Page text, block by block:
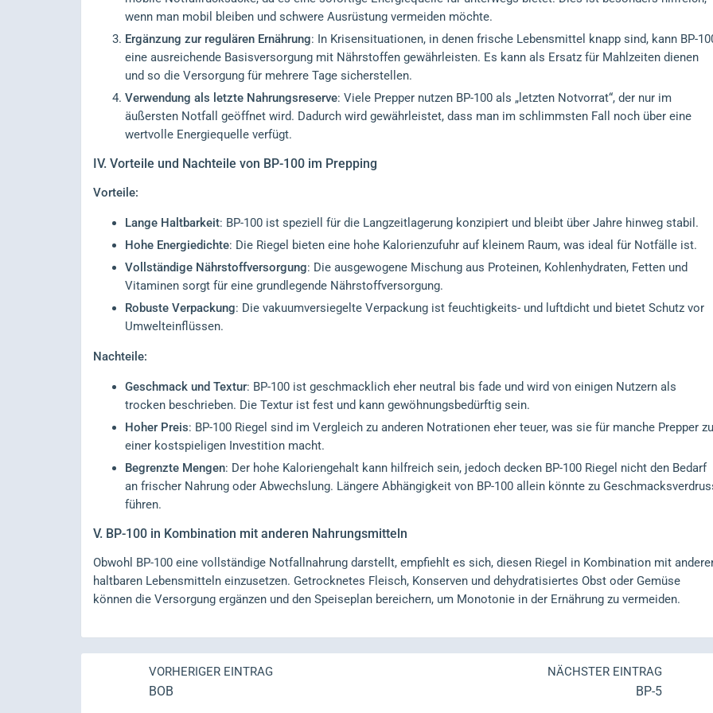
wenn man mobil bleiben und schwere Ausrüstung vermeiden möchte.
Ergänzung zur regulären Ernährung: In Krisensituationen, in denen frische Lebensmittel knapp sind, kann BP-
eine ausreichende Basisversorgung mit Nährstoffen gewährleisten. Es kann als Ersatz für Mahlzeiten dienen
und so die Versorgung für mehrere Tage sicherstellen.
Verwendung als letzte Nahrungsreserve: Viele Prepper nutzen BP-100 als „letzten Notvorrat“, der nur im
äußersten Notfall geöffnet wird. Dadurch wird gewährleistet, dass man im schlimmsten Fall noch über eine
wertvolle Energiequelle verfügt.
IV. Vorteile und Nachteile von BP-100 im Prepping
Vorteile:
Lange Haltbarkeit: BP-100 ist speziell für die Langzeitlagerung konzipiert und bleibt über Jahre hinweg stabil.
Hohe Energiedichte: Die Riegel bieten eine hohe Kalorienzufuhr auf kleinem Raum, was ideal für Notfälle ist.
Vollständige Nährstoffversorgung: Die ausgewogene Mischung aus Proteinen, Kohlenhydraten, Fetten und
Vitaminen sorgt für eine grundlegende Nährstoffversorgung.
Robuste Verpackung: Die vakuumversiegelte Verpackung ist feuchtigkeits- und luftdicht und bietet Schutz vor
Umwelteinflüssen.
Nachteile:
Geschmack und Textur: BP-100 ist geschmacklich eher neutral bis fade und wird von einigen Nutzern als
trocken beschrieben. Die Textur ist fest und kann gewöhnungsbedürftig sein.
Hoher Preis: BP-100 Riegel sind im Vergleich zu anderen Notrationen eher teuer, was sie für manche Prepper zu
einer kostspieligen Investition macht.
Begrenzte Mengen: Der hohe Kaloriengehalt kann hilfreich sein, jedoch decken BP-100 Riegel nicht den Bedarf
an frischer Nahrung oder Abwechslung. Längere Abhängigkeit von BP-100 allein könnte zu
führen.
V. BP-100 in Kombination mit anderen Nahrungsmitteln
Obwohl BP-100 eine vollständige Notfallnahrung darstellt, empfiehlt es sich, diesen Riegel in Kombination mit
haltbaren Lebensmitteln einzusetzen. Getrocknetes Fleisch, Konserven und dehydratisiertes Obst oder Gemüse
können die Versorgung ergänzen und den Speiseplan bereichern, um Monotonie in der Ernährung zu vermeiden.
VORHERIGER EINTRAG
BOB
NÄCHSTER EINTRAG
BP-5